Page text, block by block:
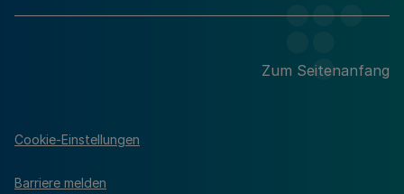
Zum Seitenanfang
Cookie-Einstellungen
Barriere melden